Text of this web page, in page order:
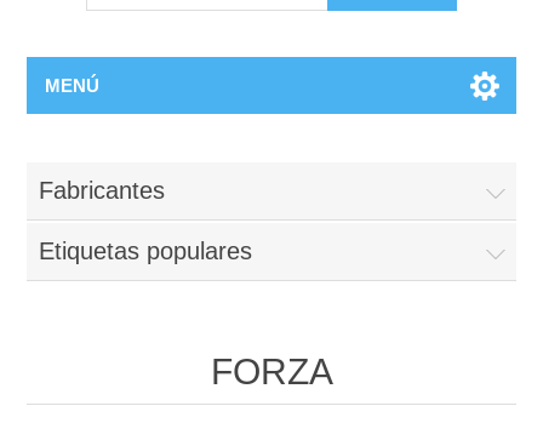
MENÚ
Fabricantes
Etiquetas populares
FORZA